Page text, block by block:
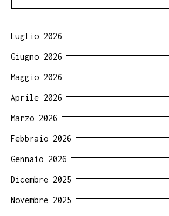
Luglio 2026
Giugno 2026
Maggio 2026
Aprile 2026
Marzo 2026
Febbraio 2026
Gennaio 2026
Dicembre 2025
Novembre 2025